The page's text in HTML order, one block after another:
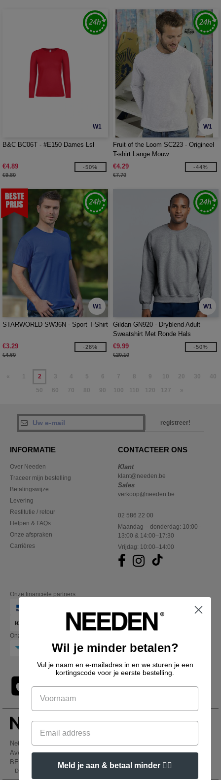
W1
B&C BC06T - #E150 Dames Lsl
€4.89
€9.80
-50%
W1
Fruit of the Loom SC223 - Origineel
T-shirt Lange Mouw
€4.29
€7.70
-44%
W1
STARWORLD SW36N - Sport T-Shirt
€3.29
€4.60
-28%
W1
Gildan GN920 - Dryblend Adult
Sweatshirt Met Ronde Hals
€9.99
€20.10
-50%
« 1 2 3 4 5 6 7 8 9 10 20 30
40
50
60 70 80 90 100 110 120 127 »
registreer!
INFORMATIE
Over Needen
Traceer mijn bestelling
Betalingswijze
Levering
Restitutie / retour
Helpen & FAQs
Onze afspraken
Carrières
CONTACTEER ONS
Klant
klant@needen.be
Sales
verkoop@needen.be
02 586 22 00
Maandag – donderdag: 10:00–
13:00 & 14:00–17:30
Vrijdag: 10:00–14:00
Onze financiële partners
Onze transporteurs
Netenders Belgium SRL
Avenue Hermann-Debroux 54, 1160, Bruxelles
BE61 3632 1629 8017
Dit is GEEN retouradres. Voor retourzending, zie hier
Wil je minder betalen?
Vul je naam en e-mailadres in en we sturen je een
kortingscode voor je eerste bestelling.
Meld je aan & betaal minder 👍🏼